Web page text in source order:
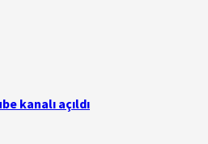
kanalı açıldı